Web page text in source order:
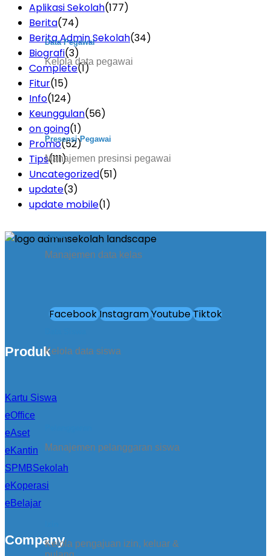
Data Pegawai
Kelola data pegawai
Presensi Pegawai
Manajemen presinsi pegawai
Kelas
Manajemen data kelas
Kelola data siswa
Manajemen pelanggaran siswa
Kelola pengajuan izin, keluar &
Aplikasi Sekolah(177)
Berita(74)
Berita Admin Sekolah(34)
Biografi(3)
Complete(1)
Fitur(15)
Info(124)
Keunggulan(56)
on going(1)
Promo(52)
Tips(111)
Uncategorized(51)
update(3)
update mobile(1)
FacebookInstagramYoutubeTiktok
Produk
Kartu Siswa
eOffice
eAset
eKantin
SPMBSekolah
eKoperasi
eBelajar
Company